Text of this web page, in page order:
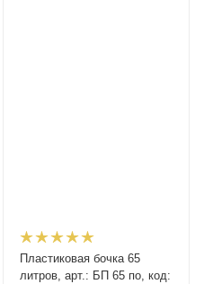
Пластиковая бочка 65
литров, арт.: БП 65 по, код: